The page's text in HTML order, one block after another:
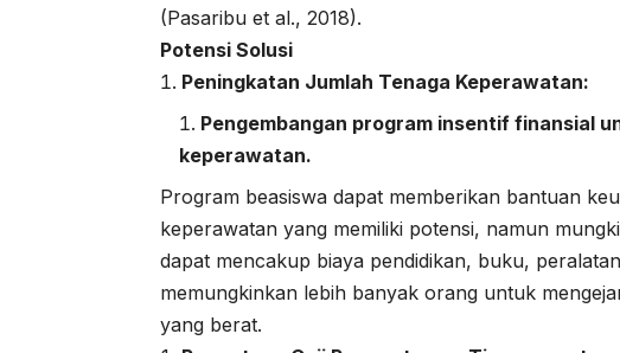
(Pasaribu et al., 2018).
Potensi Solusi
Peningkatan Jumlah Tenaga Keperawatan:
Pengembangan program insentif finansial
keperawatan.
Program beasiswa dapat memberikan bantuan
keperawatan yang memiliki potensi, namun
dapat mencakup biaya pendidikan, buku,
memungkinkan lebih banyak orang untuk
yang berat.